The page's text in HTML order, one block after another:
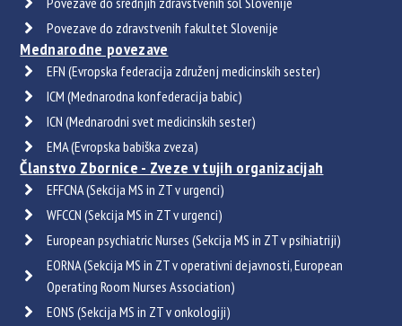
Povezave do zdravstvenih fakultet Slovenije
Mednarodne povezave
EFN (Evropska federacija združenj medicinskih sester)
ICM (Mednarodna konfederacija babic)
ICN (Mednarodni svet medicinskih sester)
EMA (Evropska babiška zveza)
Članstvo Zbornice - Zveze v tujih organizacijah
EFFCNA (Sekcija MS in ZT v urgenci)
WFCCN (Sekcija MS in ZT v urgenci)
European psychiatric Nurses (Sekcija MS in ZT v psihiatriji)
EORNA (Sekcija MS in ZT v operativni dejavnosti, European
Operating Room Nurses Association)
EONS (Sekcija MS in ZT v onkologiji)